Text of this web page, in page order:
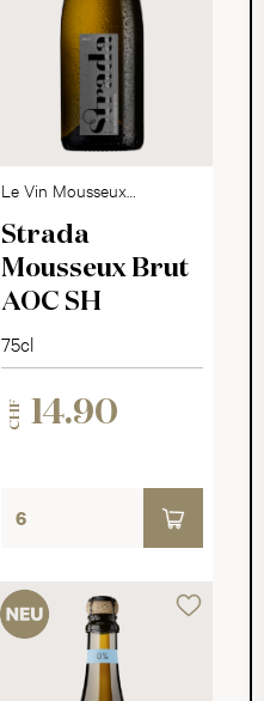
Le Vin Mousseux
Suisse
Strada
Mousseux Brut
AOC SH
75cl
CHF 14.90